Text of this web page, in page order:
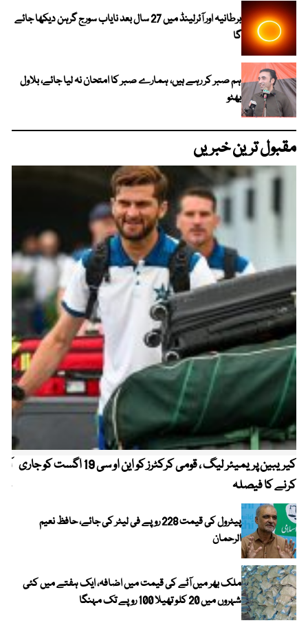
برطانیہ اور آئرلینڈ میں 27 سال بعد نایاب سورج گرہن دیکھا جائے
گا
ہم صبر کر رہے ہیں، ہمارے صبر کا امتحان نہ لیا جائے، بلاول
بھٹو
مقبول ترین خبریں
کیریبین پریمیئر لیگ ، قومی کرکٹرز کو این او سی 19 اگست کو جاری
کرنے کا فیصلہ
پیٹرول کی قیمت 228 روپے فی لیٹر کی جائے، حافظ نعیم
الرحمان
ملک بھر میں آٹے کی قیمت میں اضافہ، ایک ہفتے میں کئی
شہروں میں 20 کلو تھیلا 100 روپے تک مہنگا